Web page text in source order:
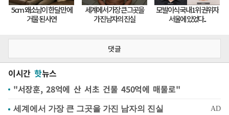
댓글
이시간 핫뉴스
"서장훈, 28억에 산 서초 건물 450억에 매물로"